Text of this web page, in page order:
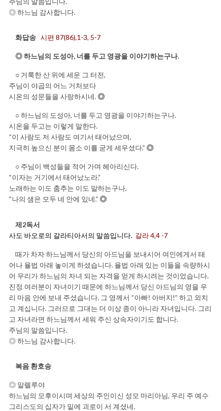
◎ 하느님 감사합니다.
화답송 시편 87(86),1-3, 5-7
◎ 하느님의 도성아, 너를 두고 영광을 이야기하는구나.
○ 거룩한 산 위에 세운 그 터전,
주님이 야곱의 어느 거처보다
시온의 성문들을 사랑하시네.◎
○ 하느님의 도성아, 너를 두고 영광을 이야기하는구나.
시온을 두고는 이렇게 말한다.
“이 사람도 저 사람도 여기서 태어났으며,
지극히 높으신 분이 몸소 이를 굳게 세우셨다.” ◎
○ 주님이 백성들을 적어 가며 헤아리신다.
“이자는 거기에서 태어났노라.”
노래하는 이도 춤추는 이도 말하는구나,
“나의 샘은 모두 네 안에 있네.” ◎
제2독서
사도 바오로의 갈라티아서의 말씀입니다. 갈라 4,4 -7
때가 차자 하느님께서 당신의 아드님을 보내시어 여인에게서 태
어나 율법 아래 놓이게 하셨습니다. 율법 아래 있는 이들을 속량하시
어 우리가 하느님의 자녀 되는 자격을 얻게 하시려는 것이었습니다.
진정 여러분이 자녀이기 때문에 하느님께서 당신 아드님의 영을 우
리 마음 안에 보내 주셨습니다. 그 영께서 “아빠! 아버지!” 하고 외치
고 계십니다. 그러므로 그대는 더 이상 종이 아니라 자녀입니다. 그리
고 자녀라면 하느님께서 세워 주신 상속자이기도 합니다.
주님의 말씀입니다.
◎ 하느님 감사합니다.
복음 환호송
◎ 알렐루야
하느님의 모후이시며 세상의 주인이신 성모 마리아님, 우리 주 예수
그리스도의 십자가 밑에 괴로이 서 계셨네.